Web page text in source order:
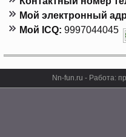
Мой электронный
Мой ICQ: 9997044045
Nn-fun.ru - Работа: